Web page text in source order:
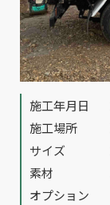
施工年月日
施工場所
サイズ
素材
オプション